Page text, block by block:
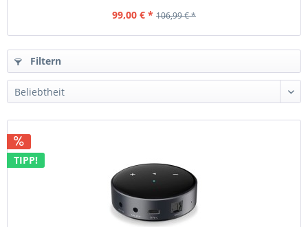
99,00 € * 106,99 € *
Filtern
TIPP!